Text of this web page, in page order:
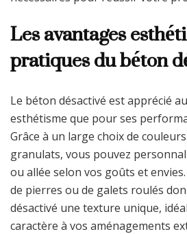
Les avantages
pratiques du béton
Le béton désactivé est apprécié
esthétisme que pour ses
Grâce à un large choix de
granulats, vous pouvez
ou allée selon vos goûts et
de pierres ou de galets roulés
désactivé une texture unique,
caractère à vos aménagements